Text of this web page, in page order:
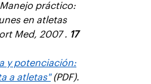
práctico:
en atletas
Med, 2007 . 17
y potenciación:
a atletas"(PDF).